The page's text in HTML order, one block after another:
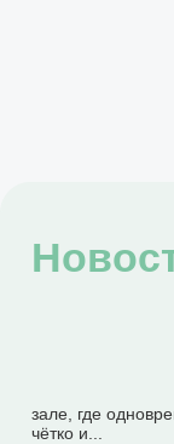
зале, где
чётко и...